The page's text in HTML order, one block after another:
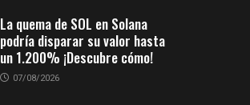
La quema de SOL en Solana
podría disparar su valor hasta
un 1.200% ¡Descubre cómo!
07/08/2026